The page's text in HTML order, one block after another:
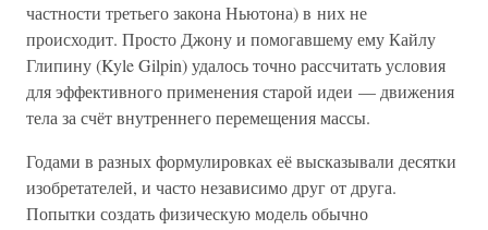
частности третьего закона Ньютона) в них не
происходит. Просто Джону и помогавшему ему Кайлу
Глипину (Kyle Gilpin) удалось точно рассчитать условия
для эффективного применения старой идеи — движения
тела за счёт внутреннего перемещения массы.
Годами в разных формулировках её высказывали десятки
изобретателей, и часто независимо друг от друга.
Попытки создать физическую модель обычно